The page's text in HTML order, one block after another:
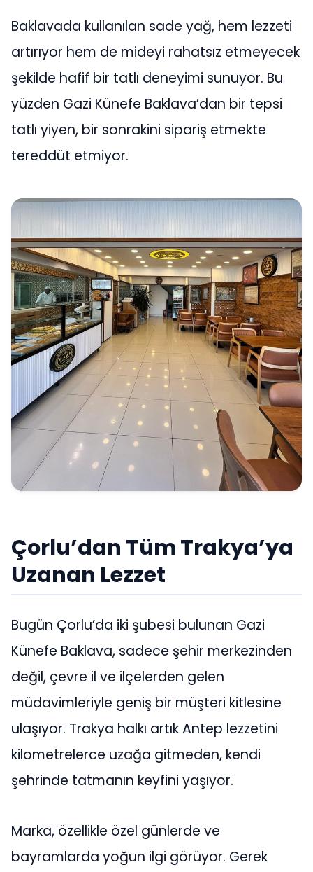
Baklavada kullanılan sade yağ, hem lezzeti
artırıyor hem de mideyi rahatsız etmeyecek
şekilde hafif bir tatlı deneyimi sunuyor. Bu
yüzden Gazi Künefe Baklava’dan bir tepsi
tatlı yiyen, bir sonrakini sipariş etmekte
tereddüt etmiyor.
Çorlu’dan Tüm Trakya’ya
Uzanan Lezzet
Bugün Çorlu’da iki şubesi bulunan Gazi
Künefe Baklava, sadece şehir merkezinden
değil, çevre il ve ilçelerden gelen
müdavimleriyle geniş bir müşteri kitlesine
ulaşıyor. Trakya halkı artık Antep lezzetini
kilometrelerce uzağa gitmeden, kendi
şehrinde tatmanın keyfini yaşıyor.
Marka, özellikle özel günlerde ve
bayramlarda yoğun ilgi görüyor. Gerek